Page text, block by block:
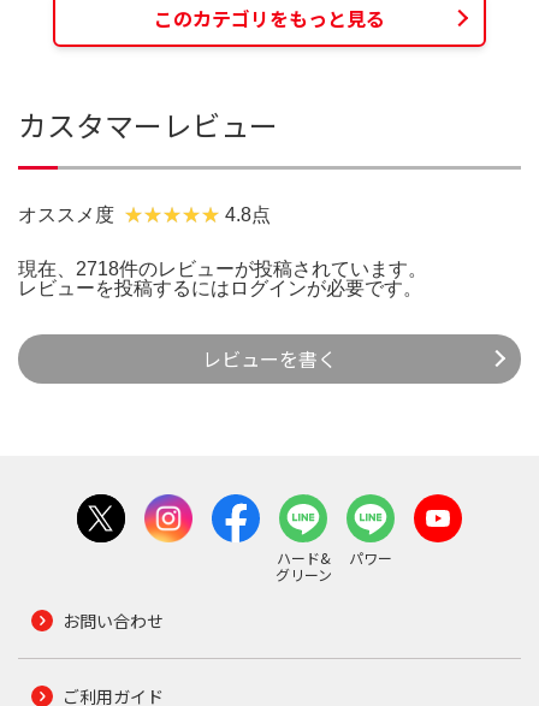
このカテゴリをもっと見る
カスタマーレビュー
オススメ度 4.8点
現在、2718件のレビューが投稿されています。
レビューを投稿するには ログインが必要です。
レビューを書く
ハード&
グリーン
パワー
お問い合わせ
ご利用ガイド